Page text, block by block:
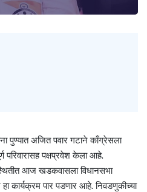
पुण्यात अजित पवार गटाने काँग्रेसला
परिवारासह पक्षप्रवेश केला आहे.
आज खडकवासला विधानसभा
हा कार्यक्रम पार पडणार आहे. निवडणुकीच्या